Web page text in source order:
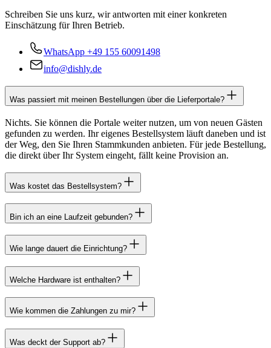
Schreiben Sie uns kurz, wir antworten mit einer konkreten
Einschätzung für Ihren Betrieb.
WhatsApp +49 155 60091498
info@dishly.de
Was passiert mit meinen Bestellungen über die Lieferportale?
Nichts. Sie können die Portale weiter nutzen, um von neuen Gästen
gefunden zu werden. Ihr eigenes Bestellsystem läuft daneben und ist
der Weg, den Sie Ihren Stammkunden anbieten. Für jede Bestellung,
die direkt über Ihr System eingeht, fällt keine Provision an.
Was kostet das Bestellsystem?
Bin ich an eine Laufzeit gebunden?
Wie lange dauert die Einrichtung?
Welche Hardware ist enthalten?
Wie kommen die Zahlungen zu mir?
Was deckt der Support ab?